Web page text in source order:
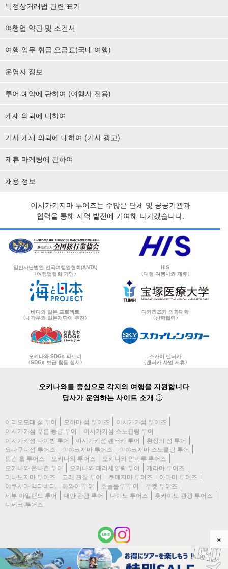
특정상거래법 관련 표기
여행업 약관 및 조건서
여행 업무 취급 요금표(국내 여행)
운영자 정보
투어 예약에 관하여 (여행사 전용)
게재 의뢰에 대하여
기사 게재 의뢰에 대하여 (기사 광고)
제휴 마케팅에 관하여
채용 정보
이시가키지마 투어즈는 수많은 단체 및 공공기관과
협력을 통해 지역 발전에 기여해 나가겠습니다.
일반사단법인 전국여행업협회(ANTA)
〈여행업협회 가맹〉
HIS
〈대형 여행사와 제휴〉
바다와 일본 프로젝트
〈내각부와 일본재단이 추진〉
다카라즈카 의과대학
〈산학협력〉
오키나와 SDGs 파트너
〈SDGs 보급 활동 실시〉
스카이 렌터카
〈렌터카 사업 제휴〉
오키나와를 중심으로 각지의 여행을 지원합니다
당사가 운영하는 사이트 소개
이리오모테 섬 투어 오하마 섬 투어즈
이시가키섬 투어즈
이시가키섬 푸른 동굴 투어
이시가키섬 스노클링 투어
이시가키섬 다이빙 투어
이시가키섬 렌터카 투어
환상의 섬 투어
요나구니섬 투어즈
미야코지마 투어즈
미야코지마 스노클링 투어
펌킨 홀 투어스
오키나와 투어즈
오키나와 얀바루 투어즈
오키나와 온나촌 투어
오키나와 패러세일링 투어
케라마 투어즈
미나노지마 투어즈
고래 관찰 투어 쿠메지마 투어즈
아마미 투어즈
야쿠시마 액티비티
하와이 투어 호놀룰루 투어
푸켓 투어즈
세부 아일랜드 투어
대만 관광 투어 나가노 투어즈
홋카이도 관광 투어즈
니세코 투어즈
(c) 2026 이시가키지마 투어즈 All Rights Reserved.
×